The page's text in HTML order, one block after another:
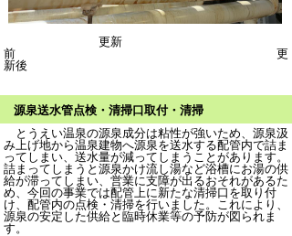
更新
前 更
新後
源泉送水管点検・清掃口取付・清掃
とうえい温泉の源泉成分は粘性が強いため、源泉汲
み上げ地から温泉建物へ源泉を送水する配管内で詰ま
ってしまい、送水量が減ってしまうことがあります。
詰まってしまうと源泉かけ流し湯など浴槽にお湯の供
給が滞ってしまい、営業に支障が出るおそれがあるた
め、今回の事業では配管上に新たな清掃口を取り付
け、配管内の点検・清掃を行いました。これにより、
源泉の安定した供給と臨時休業等の予防が図られま
す。